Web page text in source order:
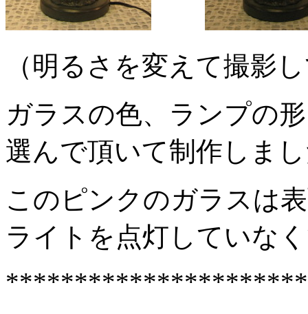
（明るさを変えて撮影
ガラスの色、ランプの
選んで頂いて制作しま
このピンクのガラスは
ライトを点灯していな